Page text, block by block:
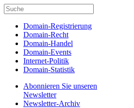
Domain-Registrierung
Domain-Recht
Domain-Handel
Domain-Events
Internet-Politik
Domain-Statistik
Abonnieren Sie unseren
Newsletter
Newsletter-Archiv